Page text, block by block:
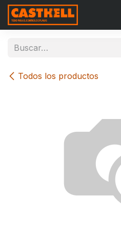
Ir al contenido
Todos los productos